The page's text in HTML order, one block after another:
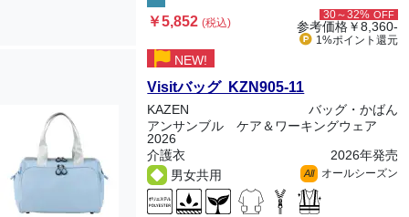
￥5,852(税込)
30～32% OFF
参考価格￥8,360-
1%ポイント 還元
NEW!
Visitバッグ KZN905-11
KAZEN
バッグ・かばん
アンサンブル ケア＆ワーキングウェア
2026
介護衣
2026年発売
男女共用
All オールシーズン